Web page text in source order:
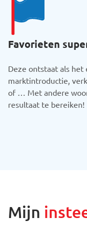
Favorieten
Deze ontstaat als
marktintroductie,
of … Met andere
resultaat te bereiken!
Mijn